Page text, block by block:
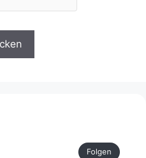
Folgen